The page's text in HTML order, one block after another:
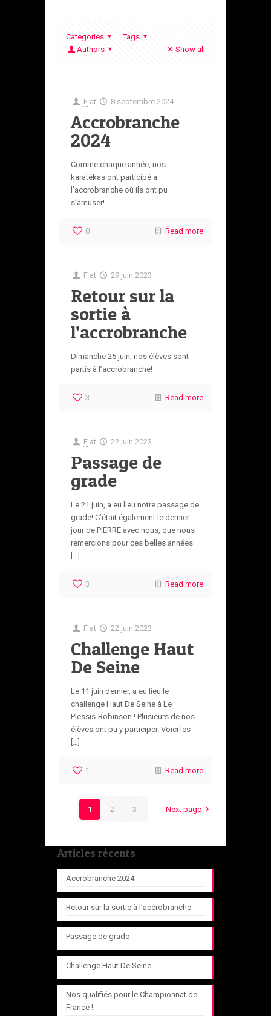
Categories
Tags
Authors
Show all
F at 8 septembre 2024
Accrobranche
2024
Comme chaque année, nos
karatékas ont participé à
l’accrobranche où ils ont pu
s’amuser!
0 Read more
F at 29 juin 2023
Retour sur la
sortie à
l’accrobranche
Dimanche 25 juin, nos élèves sont
partis à l’accrobranche!
3 Read more
F at 22 juin 2023
Passage de
grade
Le 21 juin, a eu lieu notre passage de
grade! C’était également le dernier
jour de PIERRE avec nous, que nous
remercions pour ces belles années
[…]
3 Read more
F at 22 juin 2023
Challenge Haut
De Seine
Le 11 juin dernier, a eu lieu le
challenge Haut De Seine à Le
Plessis-Robinson ! Plusieurs de nos
élèves ont pu y participer. Voici les
[…]
1 Read more
1 2 3 Next page
Articles récents
Accrobranche 2024
Retour sur la sortie à l’accrobranche
Passage de grade
Challenge Haut De Seine
Nos qualifiés pour le Championnat de
France !